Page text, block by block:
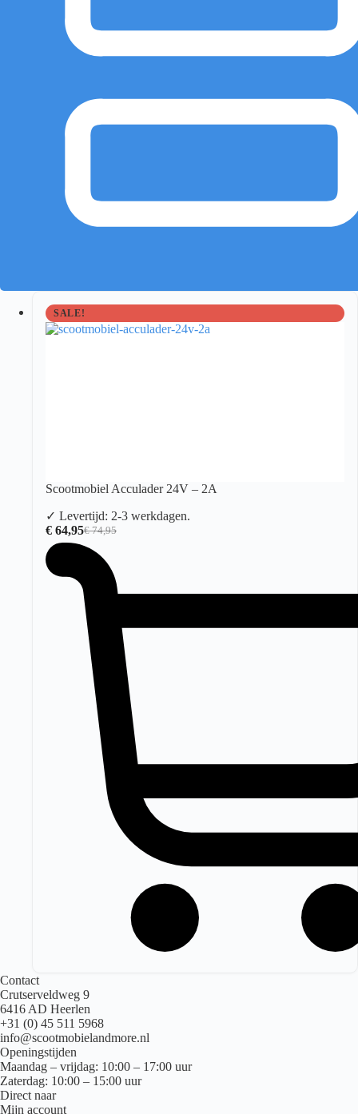
SALE!
Scootmobiel Acculader 24V – 2A
✓ Levertijd: 2-3 werkdagen.
€74,95
Oorspronkelijke
prijs
€ 74,95.
€ 64,95Huidige
prijs
€ 64,95.
Contact
Crutserveldweg 9
6416 AD Heerlen
+31 (0) 45 511 5968
info@scootmobielandmore.nl
Openingstijden
Maandag – vrijdag: 10:00 – 17:00 uur
Zaterdag: 10:00 – 15:00 uur
Direct naar
Mijn account